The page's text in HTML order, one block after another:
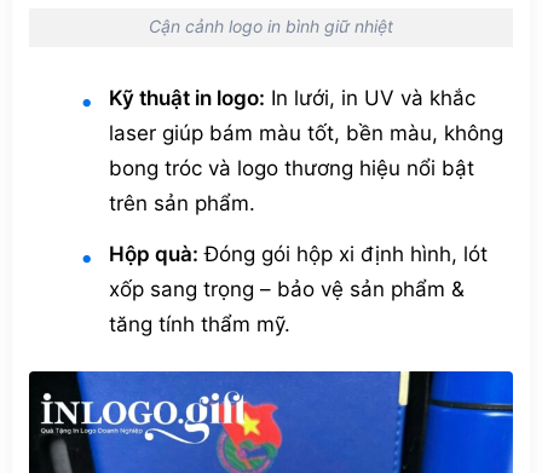
Cận cảnh logo in bình giữ nhiệt
Kỹ thuật in logo: In lưới, in UV và khắc
laser giúp bám màu tốt, bền màu, không
bong tróc và logo thương hiệu nổi bật
trên sản phẩm.
Hộp quà: Đóng gói hộp xi định hình, lót
xốp sang trọng – bảo vệ sản phẩm &
tăng tính thẩm mỹ.